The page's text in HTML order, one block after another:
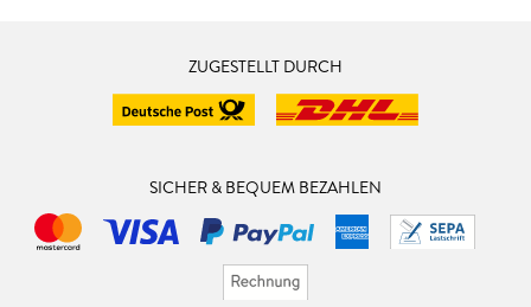
ZUGESTELLT DURCH
SICHER & BEQUEM BEZAHLEN